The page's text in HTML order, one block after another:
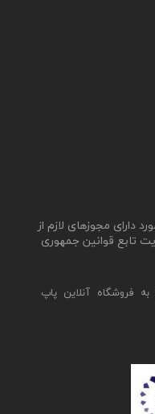
فروشگاه آنلاین پاپ
دارای مجوزهای لازم از
تابع قوانین جمهوری